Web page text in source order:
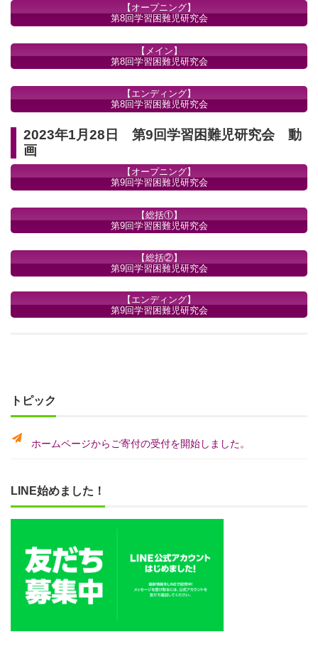
【オープニング】
第8回学習困難児研究会
【メイン】
第8回学習困難児研究会
【エンディング】
第8回学習困難児研究会
2023年1月28日 第9回学習困難児研究会 動
画
【オープニング】
第9回学習困難児研究会
【総括①】
第9回学習困難児研究会
【総括②】
第9回学習困難児研究会
【エンディング】
第9回学習困難児研究会
トピック
ホームページからご寄付の受付を開始しました。
LINE始めました！